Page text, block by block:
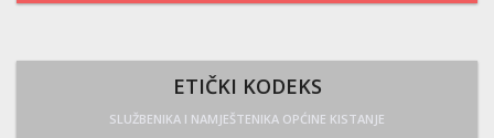
ETIČKI KODEKS
SLUŽBENIKA I NAMJEŠTENIKA OPĆINE KISTANJE